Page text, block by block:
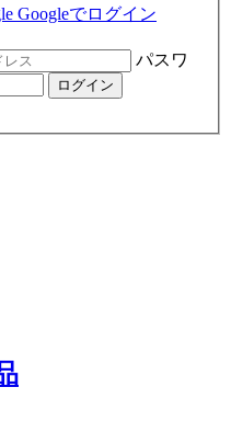
Googleでログイン
パスワ